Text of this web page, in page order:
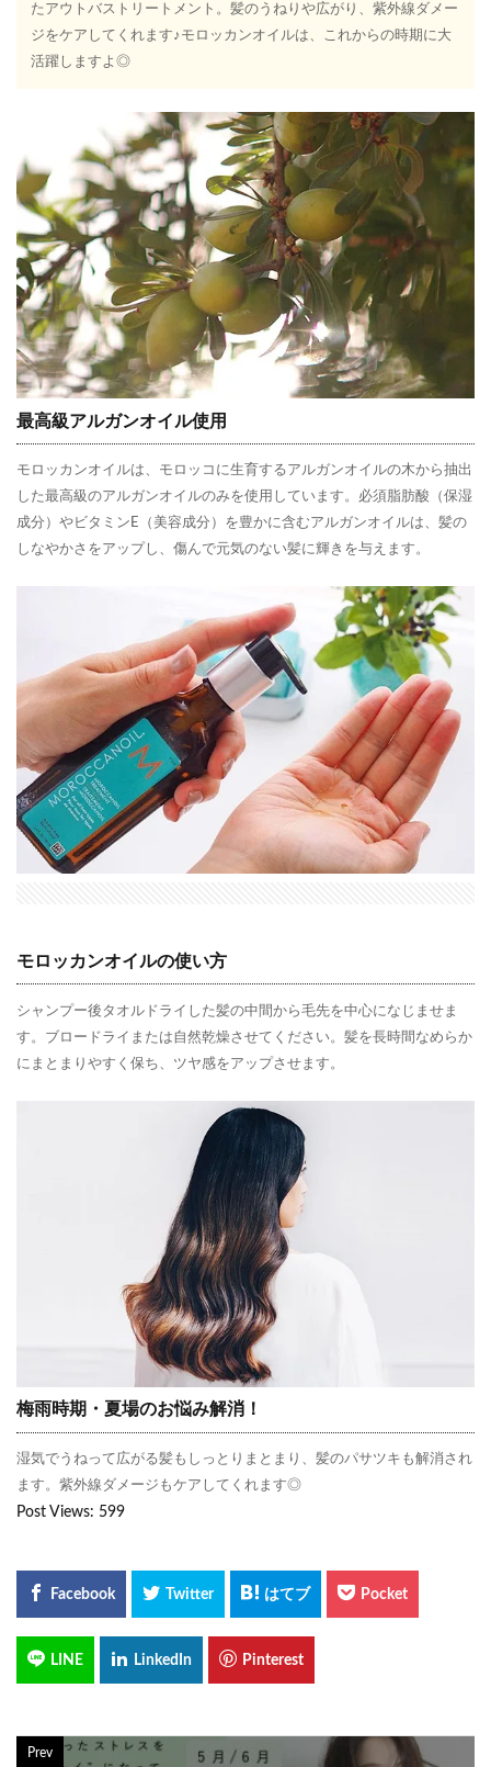
たアウトバストリートメント。髪のうねりや広がり、紫外線ダメー
ジをケアしてくれます♪モロッカンオイルは、これからの時期に大
活躍しますよ◎
最高級アルガンオイル使用
モロッカンオイルは、モロッコに生育するアルガンオイルの木から抽出
した最高級のアルガンオイルのみを使用しています。必須脂肪酸（保湿
成分）やビタミンE（美容成分）を豊かに含むアルガンオイルは、髪の
しなやかさをアップし、傷んで元気のない髪に輝きを与えます。
モロッカンオイルの使い方
シャンプー後タオルドライした髪の中間から毛先を中心になじませま
す。ブロードライまたは自然乾燥させてください。髪を長時間なめらか
にまとまりやすく保ち、ツヤ感をアップさせます。
梅雨時期・夏場のお悩み解消！
湿気でうねって広がる髪もしっとりまとまり、髪のパサツキも解消され
ます。紫外線ダメージもケアしてくれます◎
Post Views: 599
Prev